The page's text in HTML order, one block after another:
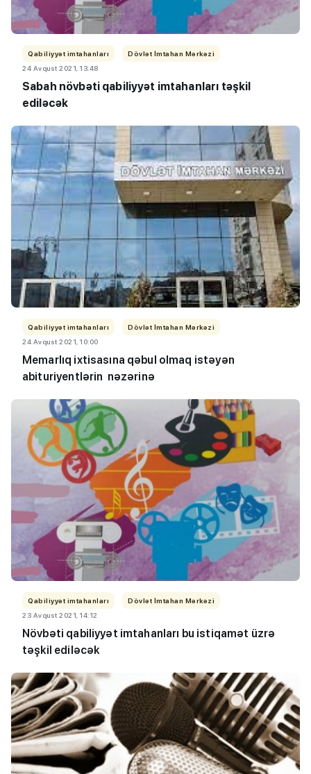
Qabiliyyət imtahanları
Dövlət İmtahan Mərkəzi
24 Avqust 2021, 13:48
Sabah növbəti qabiliyyət imtahanları təşkil
ediləcək
Qabiliyyət imtahanları
Dövlət İmtahan Mərkəzi
24 Avqust 2021, 10:00
Memarlıq ixtisasına qəbul olmaq istəyən
abituriyentlərin nəzərinə
Qabiliyyət imtahanları
Dövlət İmtahan Mərkəzi
23 Avqust 2021, 14:12
Növbəti qabiliyyət imtahanları bu istiqamət üzrə
təşkil ediləcək